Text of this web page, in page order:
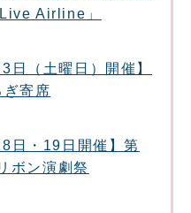
Airline」
日（土曜日）開催】
寄席
日・19日開催】第
ボン演劇祭